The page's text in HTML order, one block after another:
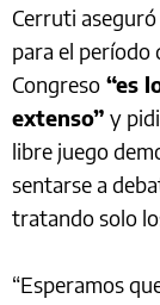
Cerruti
para el período
Congreso “es
extenso” y
libre juego
sentarse a
tratando solo
“Esperamos